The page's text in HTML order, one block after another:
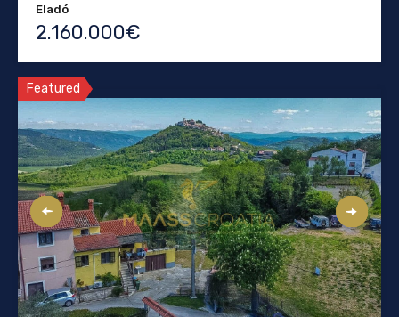
Eladó
2.160.000€
Featured